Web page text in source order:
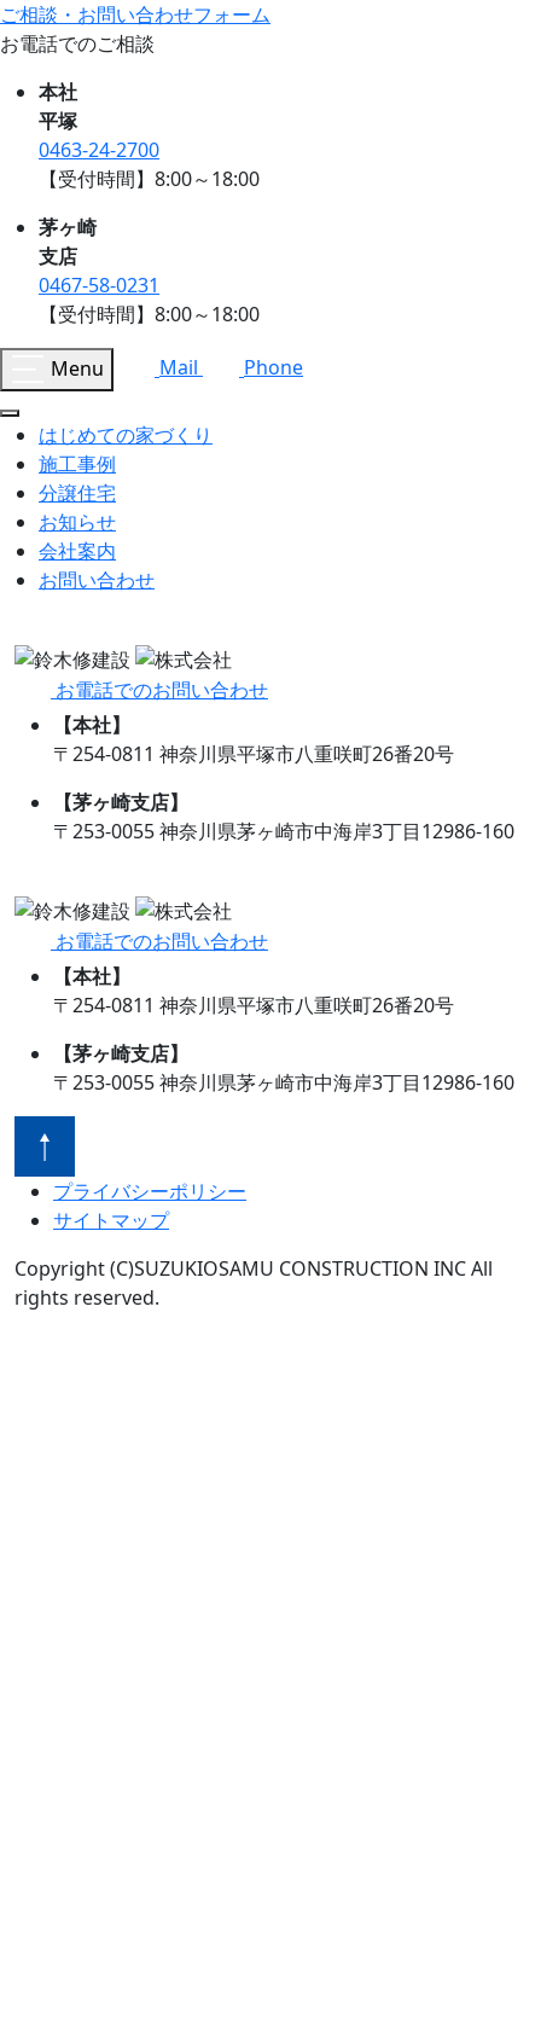
ご相談・お問い合わせフォーム
お電話でのご相談
本社
平塚
0463-24-2700
【受付時間】8:00～18:00
茅ヶ崎
支店
0467-58-0231
【受付時間】8:00～18:00
Menu Mail Phone
はじめての家づくり
施工事例
分譲住宅
お知らせ
会社案内
お問い合わせ
お電話でのお問い合わせ
【本社】
〒254-0811 神奈川県平塚市八重咲町26番20号
【茅ヶ崎支店】
〒253-0055 神奈川県茅ヶ崎市中海岸3丁目12986-160
お電話でのお問い合わせ
【本社】
〒254-0811 神奈川県平塚市八重咲町26番20号
【茅ヶ崎支店】
〒253-0055 神奈川県茅ヶ崎市中海岸3丁目12986-160
プライバシーポリシー
サイトマップ
Copyright (C)SUZUKIOSAMU CONSTRUCTION INC All
rights reserved.